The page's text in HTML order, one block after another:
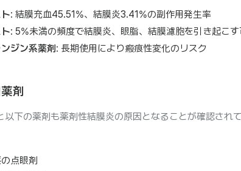
: 結膜充血45.51%、結膜炎3.41%の副作用発生率
: 5%未満の頻度で結膜炎、眼脂、結膜濾胞を引き起こ
ジン系薬剤: 長期使用により瘢痕性変化のリスク
剤
以下の薬剤も薬剤性結膜炎の原因となることが確認され
点眼剤